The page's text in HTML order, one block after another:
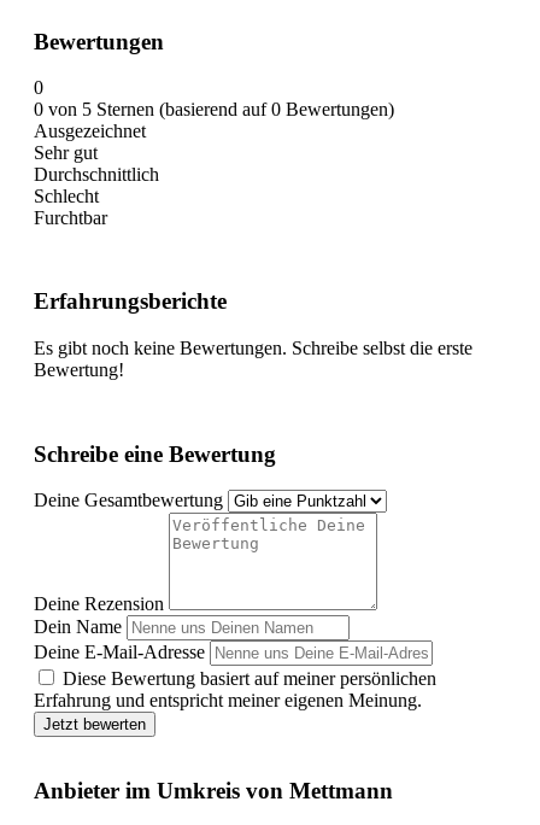
Bewertungen
0
0 von 5 Sternen (basierend auf 0 Bewertungen)
Ausgezeichnet
Sehr gut
Durchschnittlich
Schlecht
Furchtbar
Erfahrungsberichte
Es gibt noch keine Bewertungen. Schreibe selbst die erste
Bewertung!
Schreibe eine Bewertung
Deine Gesamtbewertung
Deine Rezension
Dein Name
Deine E-Mail-Adresse
Diese Bewertung basiert auf meiner persönlichen
Erfahrung und entspricht meiner eigenen Meinung.
Jetzt bewerten
Anbieter im Umkreis von Mettmann